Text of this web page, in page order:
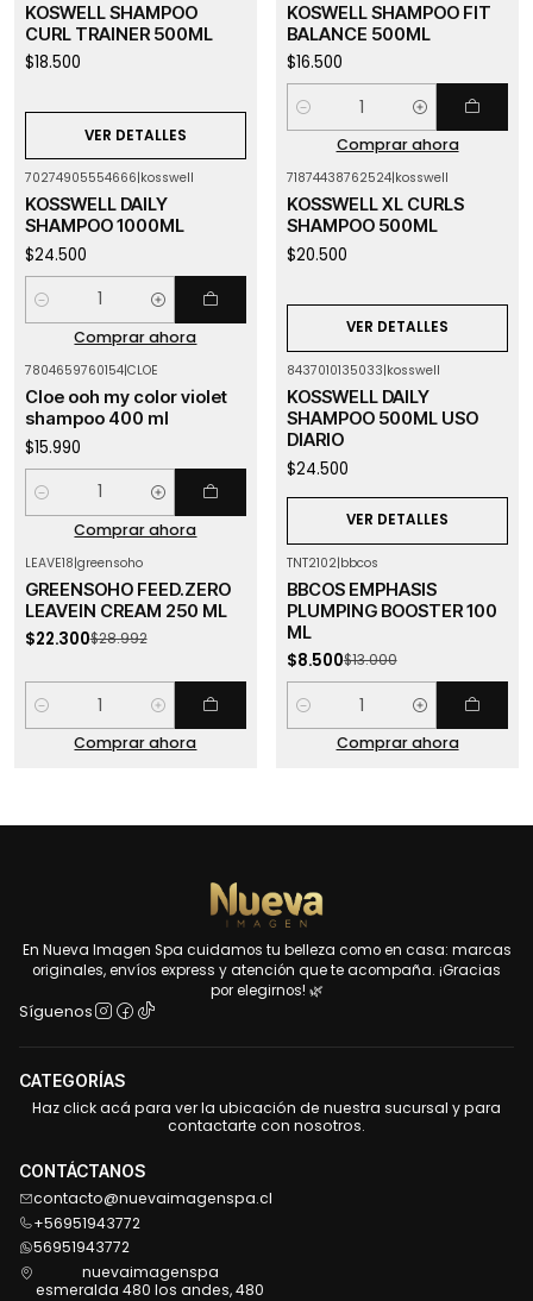
KOSWELL SHAMPOO
CURL TRAINER 500ML
$18.500
VER DETALLES
KOSWELL SHAMPOO FIT
BALANCE 500ML
$16.500
Cantidad
Comprar ahora
70274905554666|kosswell
KOSSWELL DAILY
SHAMPOO 1000ML
$24.500
Cantidad
Comprar ahora
71874438762524|kosswell
KOSSWELL XL CURLS
SHAMPOO 500ML
$20.500
VER DETALLES
7804659760154|CLOE
Cloe ooh my color violet
shampoo 400 ml
$15.990
Cantidad
Comprar ahora
8437010135033|kosswell
KOSSWELL DAILY
SHAMPOO 500ML USO
DIARIO
$24.500
VER DETALLES
OFF
LEAVE18|greensoho
GREENSOHO FEED.ZERO
LEAVEIN CREAM 250 ML
$22.300$28.992
Cantidad
Comprar ahora
TNT2102|bbcos
BBCOS EMPHASIS
PLUMPING BOOSTER 100
ML
$8.500$13.000
Cantidad
Comprar ahora
En Nueva Imagen Spa cuidamos tu belleza como en casa: marcas
originales, envíos express y atención que te acompaña. ¡Gracias
por elegirnos! 🌿
Síguenos
CATEGORÍAS
Haz click acá para ver la ubicación de nuestra sucursal y para
contactarte con nosotros.
CONTÁCTANOS
contacto@nuevaimagenspa.cl
+56951943772
56951943772
nuevaimagenspa
esmeralda 480 los andes, 480